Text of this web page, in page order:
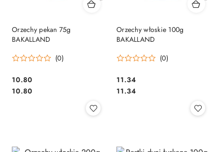
Orzechy pekan 75g
BAKALLAND
(0)
Cena:
10.80
Cena:
10.80
Orzechy włoskie 100g
BAKALLAND
(0)
Cena:
11.34
Cena:
11.34